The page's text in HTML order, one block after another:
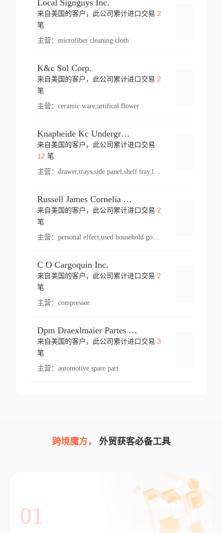
Local Signguys Inc.
来自美国的客户，此公司累计进口交易 2
笔
主营： microfiber cleaning cloth
K&c Sol Corp.
来自美国的客户，此公司累计进口交易 2
笔
主营： ceramic ware,artifical flower
Knapheide Kc Underground
来自美国的客户，此公司累计进口交易
12 笔
主营：
Russell James Cornelia Arlington Va
来自美国的客户，此公司累计进口交易 2
笔
主营： personal effect,used household goods
C O Cargoquin Inc.
来自美国的客户，此公司累计进口交易 2
笔
主营： compressor
Dpm Draexlmaier Partes Automotrices Corr Ind Huejotzingo
来自美国的客户，此公司累计进口交易 3
笔
主营： automotive spare part
跨境魔方， 外贸获客必备工具
01